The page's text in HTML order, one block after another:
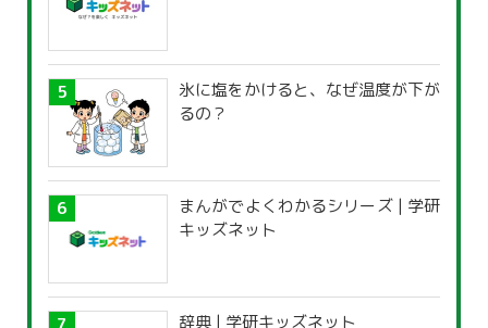
氷に塩をかけると、なぜ温度が下が
るの？
まんがでよくわかるシリーズ | 学研
キッズネット
辞典 | 学研キッズネット